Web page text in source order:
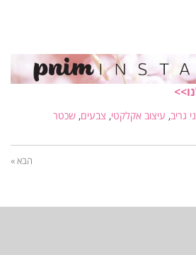
גריב, עיצוב אקלקטי, צבעים, שכטר
הבא »